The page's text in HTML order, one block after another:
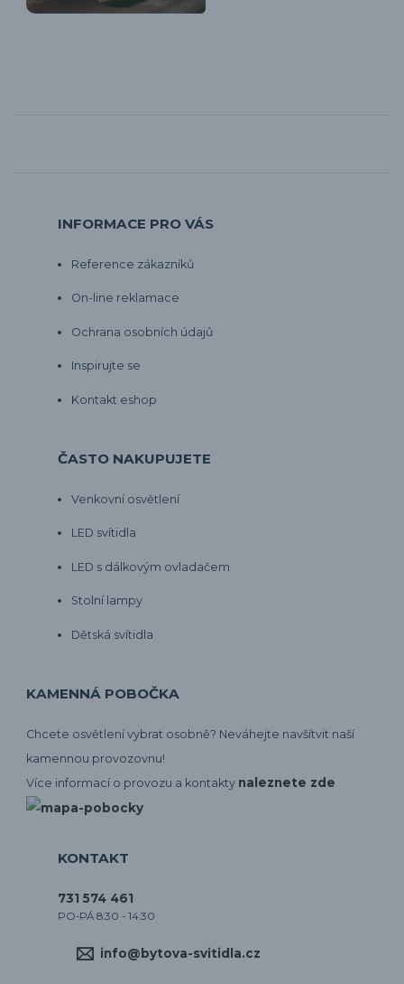
INFORMACE PRO VÁS
Reference zákazníků
On-line reklamace
Ochrana osobních údajů
Inspirujte se
Kontakt eshop
ČASTO NAKUPUJETE
Venkovní osvětlení
LED svítidla
LED s dálkovým ovladačem
Stolní lampy
Dětská svítidla
KAMENNÁ POBOČKA
Chcete osvětlení vybrat osobně? Neváhejte navšítvit naší
kamennou provozovnu!
Více informací o provozu a kontakty naleznete zde
KONTAKT
731 574 461
PO-PÁ 8:30 - 14:30
info@bytova-svitidla.cz